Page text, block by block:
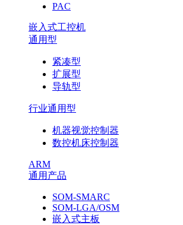
PAC
嵌入式工控机
通用型
紧凑型
扩展型
导轨型
行业通用型
机器视觉控制器
数控机床控制器
ARM
通用产品
SOM-SMARC
SOM-LGA/OSM
嵌入式主板